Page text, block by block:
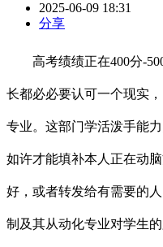
2025-06-09 18:31
分享
高考绩绩正在400分-500
长都必必要认可一个现实
专业。这部门学活泼手能
如许才能填补本人正在动
好，或者转发给有需要的
制及其从动化专业对学生